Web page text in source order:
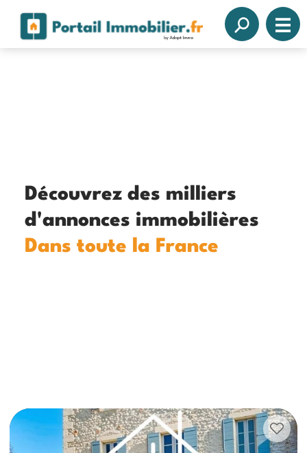
Découvrez des milliers
d'annonces immobilières
Dans toute la France